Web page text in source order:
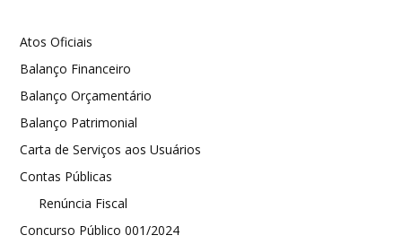
Atos Oficiais
Balanço Financeiro
Balanço Orçamentário
Balanço Patrimonial
Carta de Serviços aos Usuários
Contas Públicas
Renúncia Fiscal
Concurso Público 001/2024